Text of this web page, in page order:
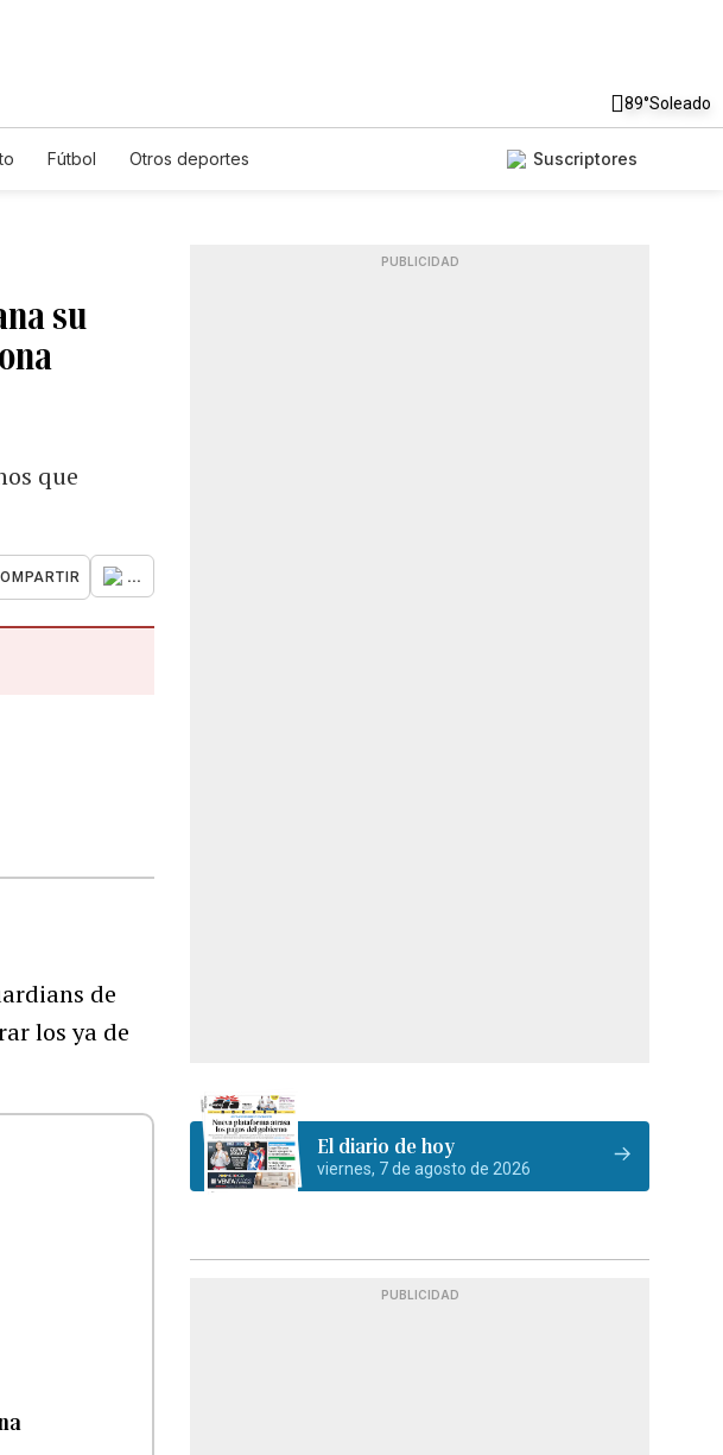
89°Soleado
Fútbol Otros deportes Suscriptores
su
que
...
de
los ya de
PUBLICIDAD
El diario de hoy
viernes, 7 de agosto de 2026
PUBLICIDAD